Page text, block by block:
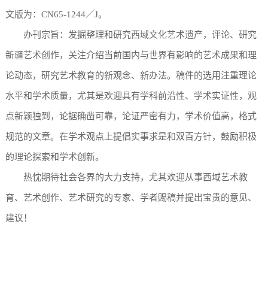
文版为： CN65-1244／J。
办刊宗旨：发掘整理和研究西域文化艺术遗产，评论、研究
新疆艺术创作，关注介绍当前国内与世界有影响的艺术成果和理
论动态，研究艺术教育的新观念、新办法。稿件的选用注重理论
水平和学术质量，尤其是欢迎具有学科前沿性、学术实证性，观
点新颖独到，论据确凿可靠，论证严密有力，学术价值高，格式
规范的文章。在学术观点上提倡实事求是和双百方针，鼓励积极
的理论探索和学术创新。
热忱期待社会各界的大力支持，尤其欢迎从事西域艺术教
育、艺术创作、艺术研究的专家、学者赐稿并提出宝贵的意见、
建议！